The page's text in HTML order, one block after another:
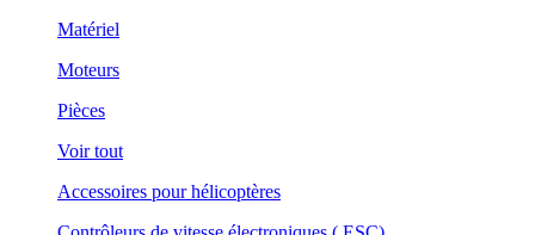
Matériel
Moteurs
Pièces
Voir tout
Accessoires pour hélicoptères